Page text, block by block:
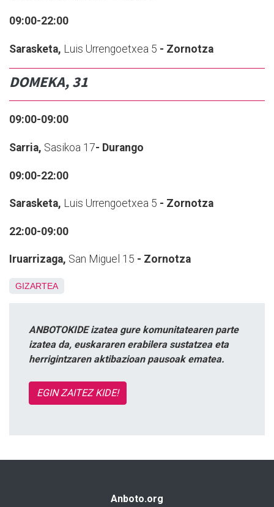
09:00-22:00
Sarasketa, Luis Urrengoetxea 5 - Zornotza
DOMEKA, 31
09:00-09:00
Sarria, Sasikoa 17- Durango
09:00-22:00
Sarasketa, Luis Urrengoetxea 5 - Zornotza
22:00-09:00
Iruarrizaga, San Miguel 15 - Zornotza
GIZARTEA
ANBOTOKIDE izatea gure komunitatearen parte
izatea da, euskararen erabilera sustatzea eta
herrigintzaren aktibazioan pausoak ematea.
EGIN ZAITEZ KIDE!
Anboto.org